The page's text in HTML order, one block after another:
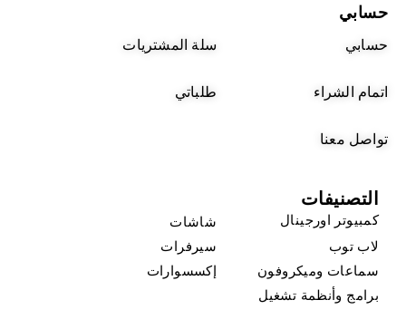
حسابي
حسابي سلة المشتريات
اتمام الشراء طلباتي
تواصل معنا
التصنيفات
كمبيوتر اورجينال
شاشات
لاب توب
سيرفرات
سماعات وميكروفون
إكسسوارات
برامج وأنظمة تشغيل